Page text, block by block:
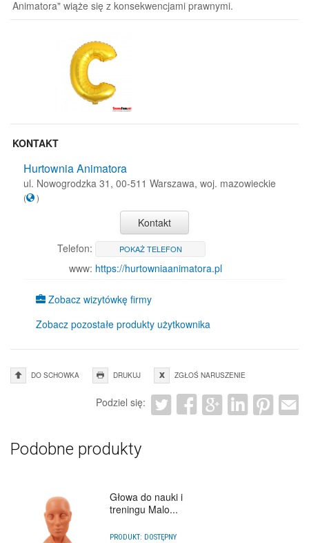
Animatora" wiąże się z konsekwencjami prawnymi.
KONTAKT
Hurtownia Animatora
ul. Nowogrodzka 31, 00-511 Warszawa, woj. mazowieckie
( )
Kontakt
Telefon:
POKAŻ TELEFON
www: https://hurtowniaanimatora.pl
Zobacz wizytówkę firmy
Zobacz pozostałe produkty użytkownika
DO SCHOWKA DRUKUJ ZGŁOŚ NARUSZENIE
Podziel się:
Podobne produkty
Głowa do nauki i
treningu Malo...
PRODUKT: DOSTĘPNY